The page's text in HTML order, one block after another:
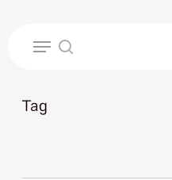
search
Menu
Tag